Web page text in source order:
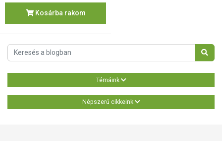
Kosárba rakom
Témáink
Népszerű cikkeink